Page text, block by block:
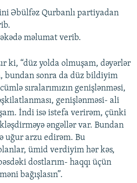
Əbülfəz Qurbanlı partiyadan
məlumat verib.
ki, “düz yolda olmuşam, dəyərlər
bundan sonra da düz bildiyim
sıralarımızın genişlənməsi,
genişlənməsi- ali
İndi isə istefa verirəm, çünki
əngəllər var. Bundan
uğur arzu edirəm. Bu
ümid verdiyim hər kəs,
dostlarım- haqqı üçün
bağışlasın”.